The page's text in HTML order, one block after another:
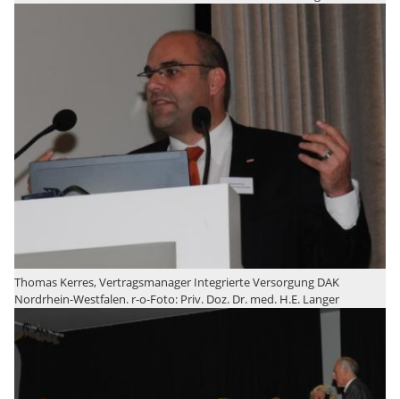
Thomas Kerres, Vertragsmanager Integrierte Versorgung DAK
Nordrhein-Westfalen. r-o-Foto: Priv. Doz. Dr. med. H.E. Langer